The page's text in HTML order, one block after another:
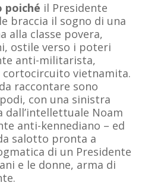
poiché il Presidente
braccia il sogno di una
alla classe povera,
ostile verso i poteri
anti-militarista,
cortocircuito vietnamita.
raccontare sono
con una sinistra
Noam
anti-kennediano – ed
salotto pronta a
di un Presidente
e le donne, arma di